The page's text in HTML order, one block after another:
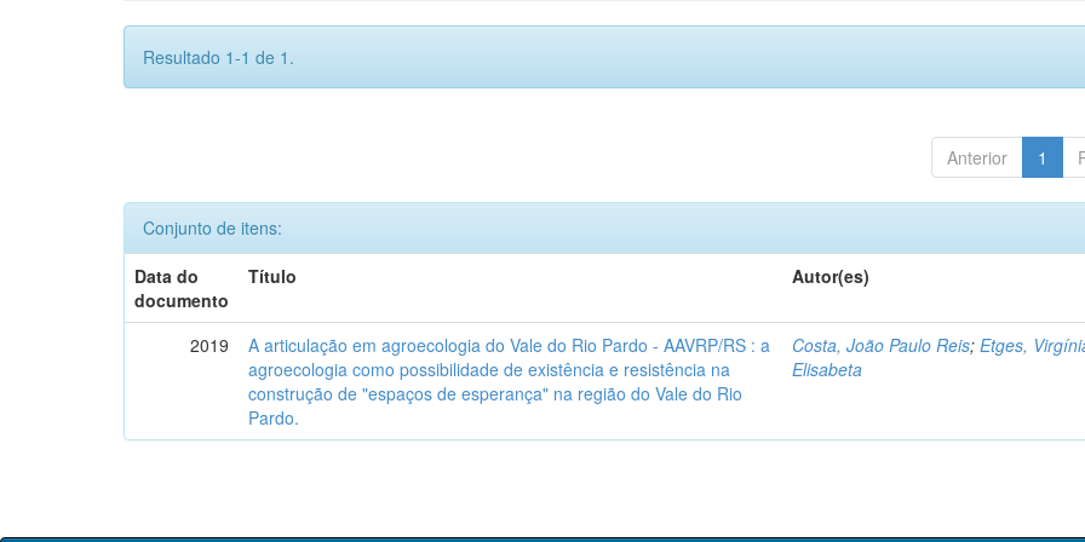
Resultado 1-1 de 1.
Anterior 1
Conjunto de itens:
Data do
documento
Título Autor(es)
2019
A articulação em agroecologia do Vale do Rio Pardo - AAVRP/RS : a
agroecologia como possibilidade de existência e resistência na
construção de "espaços de esperança" na região do Vale do Rio
Pardo.
Costa, João Paulo Reis;Etges,
Elisabeta